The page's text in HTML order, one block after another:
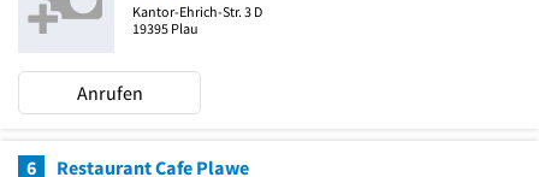
Kantor-Ehrich-Str. 3 D
19395 Plau
Anrufen
6 Restaurant Cafe Plawe